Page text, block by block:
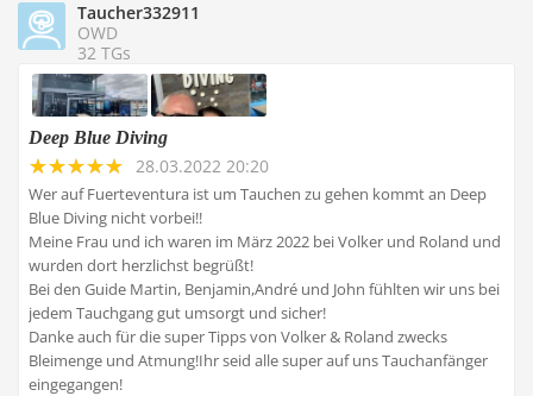
Taucher332911
OWD
32 TGs
Deep Blue Diving
28.03.2022 20:20
Wer auf Fuerteventura ist um Tauchen zu gehen kommt an Deep
Blue Diving nicht vorbei!!
Meine Frau und ich waren im März 2022 bei Volker und Roland und
wurden dort herzlichst begrüßt!
Bei den Guide Martin, Benjamin,André und John fühlten wir uns bei
jedem Tauchgang gut umsorgt und sicher!
Danke auch für die super Tipps von Volker & Roland zwecks
Bleimenge und Atmung!Ihr seid alle super auf uns Tauchanfänger
eingegangen!